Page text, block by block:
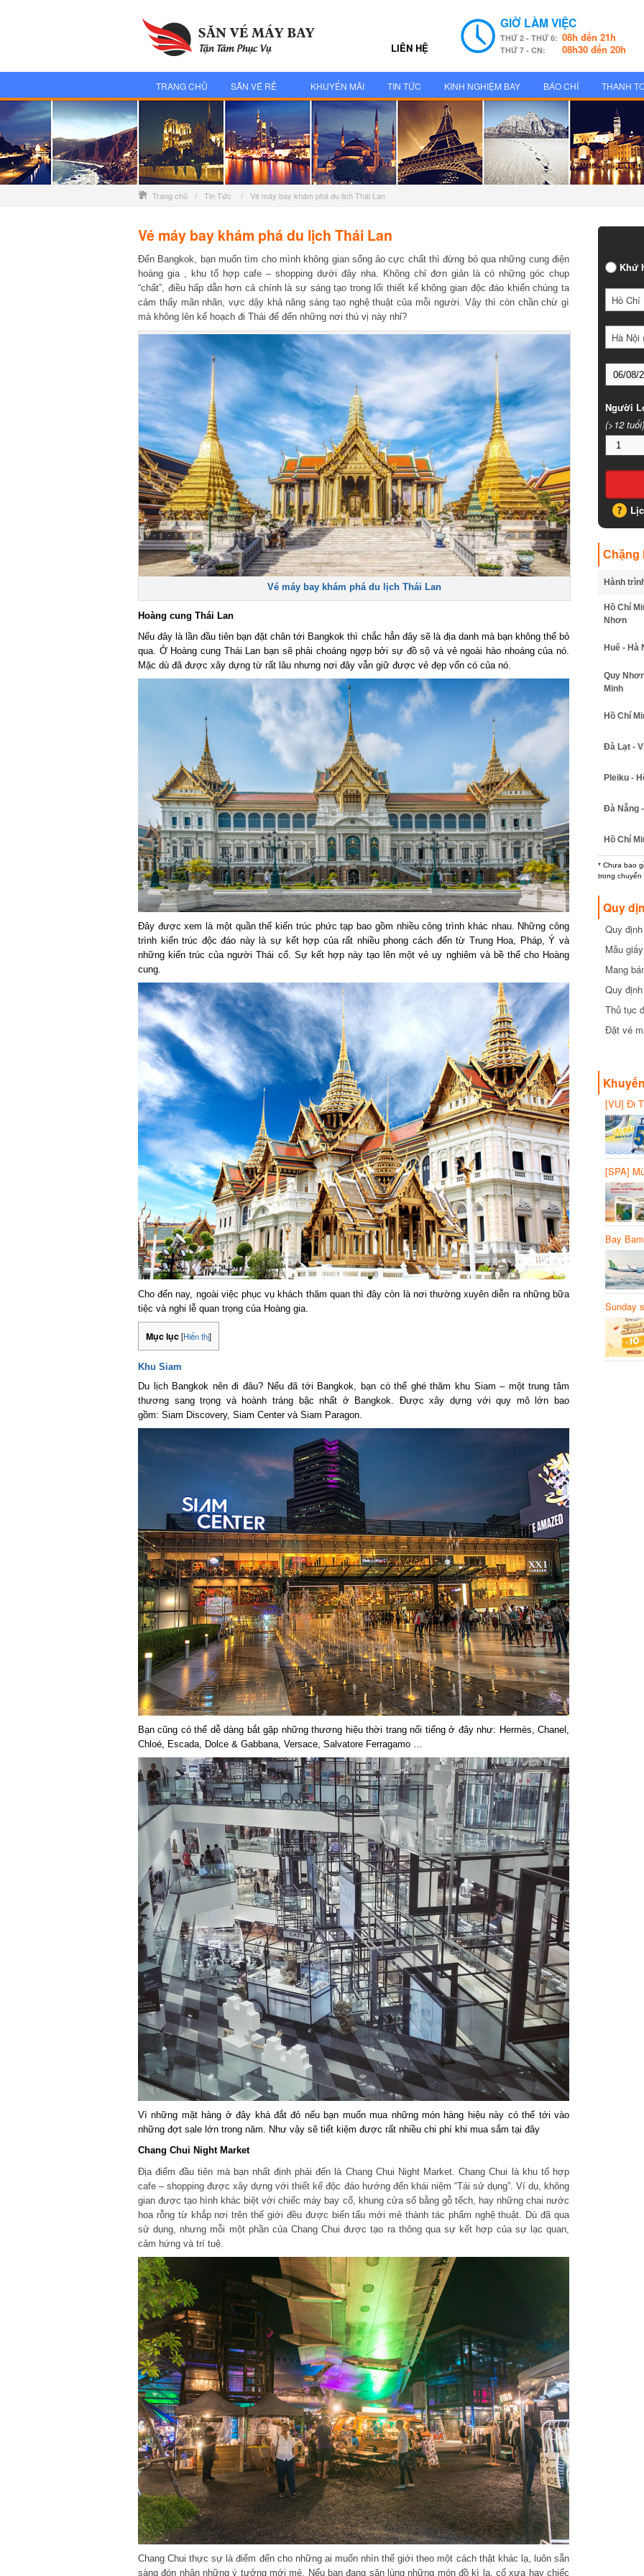
LIÊN HỆ
GIỜ LÀM VIỆC
THỨ 2 - THỨ 6:08h đến 21h
THỨ 7 - CN: 08h30 đến 20h
TRANG CHỦ SĂN VÉ RẺ KHUYẾN MÃI TIN TỨC KINH NGHIỆM BAY BÁO CHÍ THANH
Trang chủ / Tin Tức / Vé máy bay khám phá du lịch Thái Lan
Vé máy bay khám phá du lịch Thái Lan
Đến Bangkok, bạn muốn tìm cho mình không gian sống ảo cực chất thì đừng bỏ qua những cung điện
hoàng gia , khu tổ hợp cafe – shopping dưới đây nha. Không chỉ đơn giản là có những góc chụp
“chất”, điều hấp dẫn hơn cả chính là sự sáng tạo trong lối thiết kế không gian độc đáo khiến chúng ta
cảm thấy mãn nhãn, vực dậy khả năng sáng tạo nghệ thuật của mỗi người. Vậy thì còn chần chừ gì
mà không lên kế hoạch đi Thái để đến những nơi thú vị này nhỉ?
Vé máy bay khám phá du lịch Thái Lan
Hoàng cung Thái Lan
Nếu đây là lần đầu tiên bạn đặt chân tới Bangkok thì chắc hẳn đây sẽ là địa danh mà bạn không thể bỏ
qua. Ở Hoàng cung Thái Lan bạn sẽ phải choáng ngợp bởi sự đồ sộ và vẻ ngoài hào nhoáng của nó.
Mặc dù đã được xây dựng từ rất lâu nhưng nơi đây vẫn giữ được vẻ đẹp vốn có của nó.
Đây được xem là một quần thể kiến trúc phức tạp bao gồm nhiều công trình khác nhau. Những công
trình kiến trúc độc đáo này là sự kết hợp của rất nhiều phong cách đến từ Trung Hoa, Pháp, Ý và
những kiến trúc của người Thái cổ. Sự kết hợp này tạo lên một vẻ uy nghiêm và bề thế cho Hoàng
cung.
Cho đến nay, ngoài việc phục vụ khách thăm quan thì đây còn là nơi thường xuyên diễn ra những bữa
tiệc và nghi lễ quan trọng của Hoàng gia.
Mục lục [Hiển thị]
Khu Siam
Du lịch Bangkok nên đi đâu? Nếu đã tới Bangkok, bạn có thể ghé thăm khu Siam – một trung tâm
thương sang trọng và hoành tráng bậc nhất ở Bangkok. Được xây dựng với quy mô lớn bao
gồm: Siam Discovery, Siam Center và Siam Paragon.
Bạn cũng có thể dễ dàng bắt gặp những thương hiệu thời trang nổi tiếng ở đây như: Hermès, Chanel,
Chloé, Escada, Dolce & Gabbana, Versace, Salvatore Ferragamo …
Vì những mặt hàng ở đây khá đắt đỏ nếu bạn muốn mua những món hàng hiệu này có thể tới vào
những đợt sale lớn trong năm. Như vậy sẽ tiết kiệm được rất nhiều chi phí khi mua sắm tại đây
Chang Chui Night Market
Địa điểm đầu tiên mà bạn nhất định phải đến là Chang Chui Night Market. Chang Chui là khu tổ hợp
cafe – shopping được xây dựng với thiết kế độc đáo hướng đến khái niệm “Tái sử dụng”. Ví dụ, không
gian được tạo hình khác biệt với chiếc máy bay cổ, khung cửa sổ bằng gỗ tếch, hay những chai nước
hoa rỗng từ khắp nơi trên thế giới đều được biến tấu mới mẻ thành tác phẩm nghệ thuật. Dù đã qua
sử dụng, nhưng mỗi một phần của Chang Chui được tạo ra thông qua sự kết hợp của sự lạc quan,
cảm hứng và trí tuệ.
Chang Chui thực sự là điểm đến cho những ai muốn nhìn thế giới theo một cách thật khác lạ, luôn sẵn
sàng đón nhận những ý tưởng mới mẻ. Nếu bạn đang săn lùng những món đồ kì lạ, cổ xưa hay chiếc
Khứ
Hồ Chí
Hà Nội
Người
(>12 tuổi)
Chặng
Hành trình*
Hồ Chí
Nhơn
Huế - Hà
Quy Nhơn
Minh
Hồ Chí
Đà Lạt -
Pleiku -
Đà Nẵng -
Hồ Chí
* Chưa bao
trong chuyến
Quy
Quy
cần biết
Mẫu
Mang
Quy
Thủ tục
Đặt vé
[VU] Đi
giảm
[SPA]
20%
Bay
Sunday